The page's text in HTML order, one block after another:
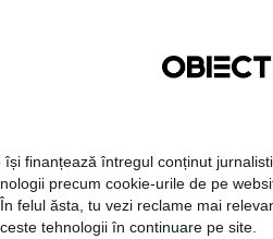
își finanțează întregul conținut
precum cookie-urile de pe
felul ăsta, tu vezi reclame mai
tehnologii în continuare pe site.